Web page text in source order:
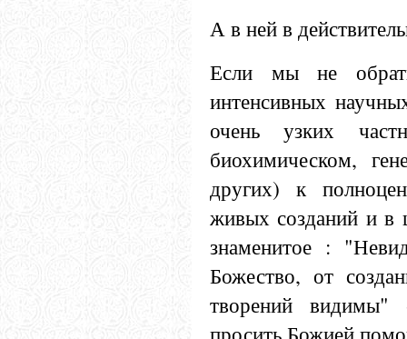
А в ней в
Если мы не
интенсивных
очень узких
биохимическом,
других) к
живых созданий и в
знаменитое :
Божество, от
творений